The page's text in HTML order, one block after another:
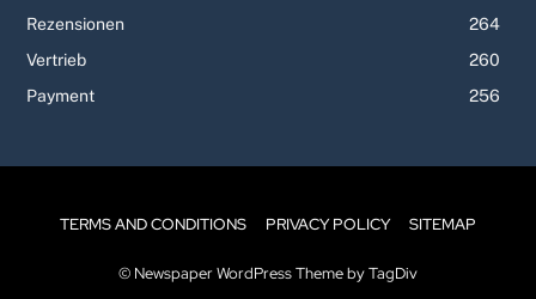
Rezensionen
264
Vertrieb
260
Payment
256
TERMS AND CONDITIONS PRIVACY POLICY SITEMAP
© Newspaper WordPress Theme by TagDiv